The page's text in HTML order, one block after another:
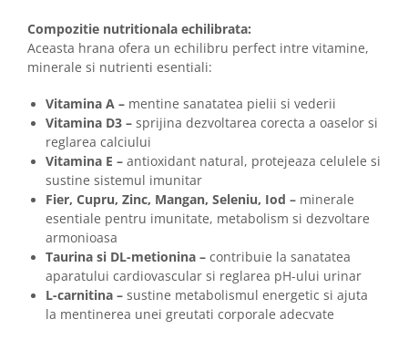
Compozitie nutritionala echilibrata:
Aceasta hrana ofera un echilibru perfect intre vitamine,
minerale si nutrienti esentiali:
Vitamina A – mentine sanatatea pielii si vederii
Vitamina D3 – sprijina dezvoltarea corecta a oaselor si
reglarea calciului
Vitamina E – antioxidant natural, protejeaza celulele si
sustine sistemul imunitar
Fier, Cupru, Zinc, Mangan, Seleniu, Iod – minerale
esentiale pentru imunitate, metabolism si dezvoltare
armonioasa
Taurina si DL-metionina – contribuie la sanatatea
aparatului cardiovascular si reglarea pH-ului urinar
L-carnitina – sustine metabolismul energetic si ajuta
la mentinerea unei greutati corporale adecvate